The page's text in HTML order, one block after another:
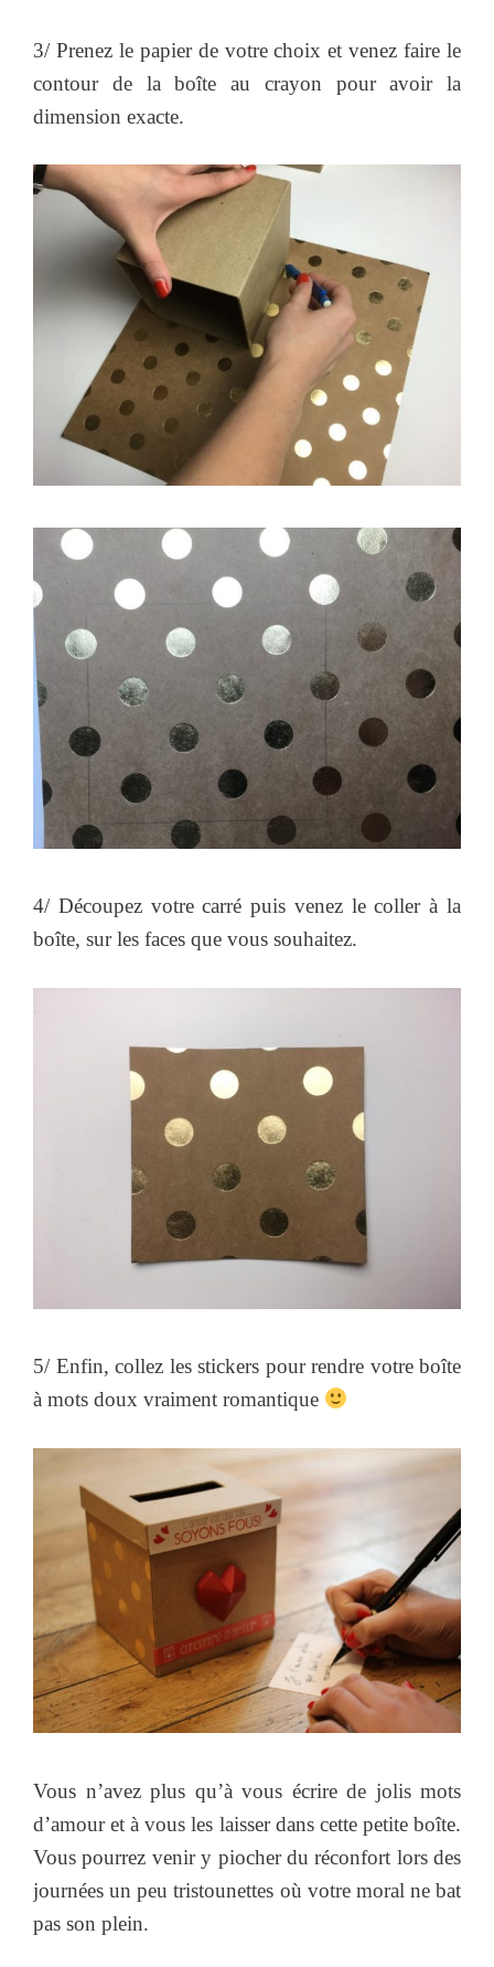
3/ Prenez le papier de votre choix et venez faire le
contour de la boîte au crayon pour avoir la
dimension exacte.
4/ Découpez votre carré puis venez le coller à la
boîte, sur les faces que vous souhaitez.
5/ Enfin, collez les stickers pour rendre votre boîte
à mots doux vraiment romantique
Vous n’avez plus qu’à vous écrire de jolis mots
d’amour et à vous les laisser dans cette petite boîte.
Vous pourrez venir y piocher du réconfort lors des
journées un peu tristounettes où votre moral ne bat
pas son plein.